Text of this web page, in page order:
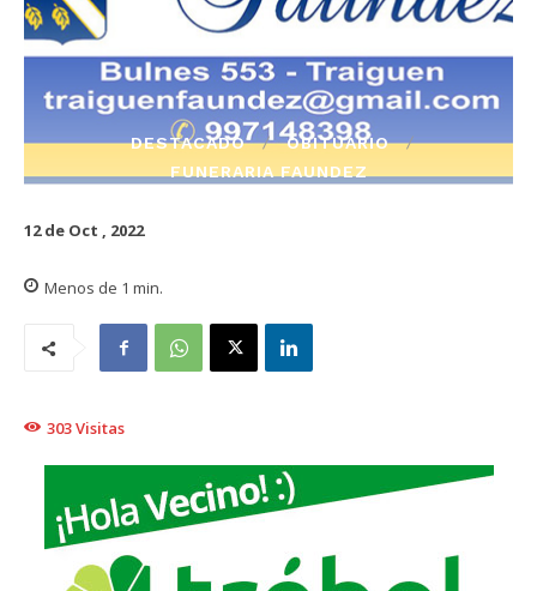
DESTACADO
OBITUARIO
FUNERARIA FAUNDEZ
12 de Oct , 2022
Menos de 1 min.
303Visitas